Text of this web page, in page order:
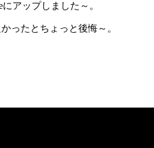
アップしました～。
ったとちょっと後悔～。